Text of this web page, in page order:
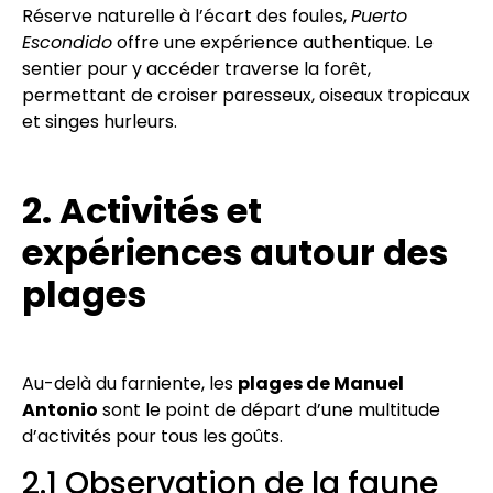
Réserve naturelle à l’écart des foules,Puerto
Escondidooffre une expérience authentique. Le
sentier pour y accéder traverse la forêt,
permettant de croiser paresseux, oiseaux tropicaux
et singes hurleurs.
2. Activités et
expériences autour des
plages
Au-delà du farniente, les plages de Manuel
Antonio sont le point de départ d’une multitude
d’activités pour tous les goûts.
2.1 Observation de la faune